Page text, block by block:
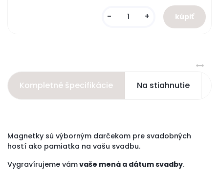
- +
Kompletné špecifikácie Na stiahnutie
Magnetky sú výborným darčekom pre svadobných
hostí ako pamiatka na vašu svadbu.
Vygravírujeme vámvaše mená a dátum svadby.